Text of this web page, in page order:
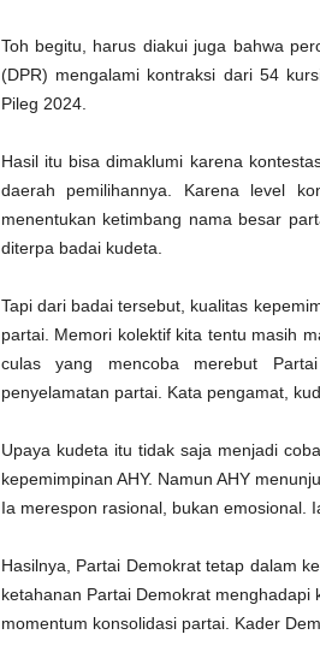
Toh begitu, harus diakui juga bahwa
(DPR) mengalami kontraksi dari 54
Pileg 2024.
Hasil itu bisa dimaklumi karena
daerah pemilihannya. Karena level
menentukan ketimbang nama besar
diterpa badai kudeta.
Tapi dari badai tersebut, kualitas
partai. Memori kolektif kita tentu masih
culas yang mencoba merebut
penyelamatan partai. Kata pengamat,
Upaya kudeta itu tidak saja menjadi
kepemimpinan AHY. Namun AHY
Ia merespon rasional, bukan emosional.
Hasilnya, Partai Demokrat tetap dalam
ketahanan Partai Demokrat
momentum konsolidasi partai. Kader